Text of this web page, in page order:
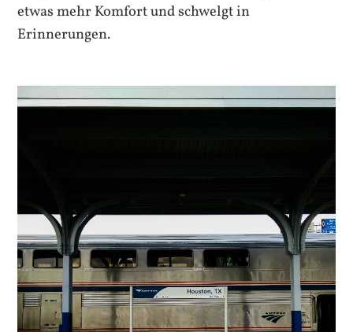
etwas mehr Komfort und schwelgt in
Erinnerungen.